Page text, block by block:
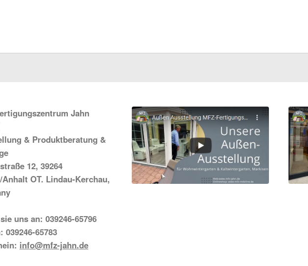
Jahn
& Produktberatung &
12, 39264
OT. Lindau-Kerchau,
uns an: 039246-65796
039246-65783
info@mfz-jahn.de